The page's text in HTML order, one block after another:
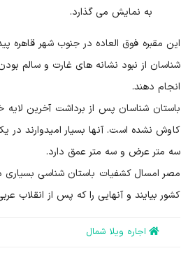
به نمایش می گذارد.
این مقبره فوق العاده در جنوب شهر قاهره
شناسان از نبود نشانه های غارت و سالم
انجام دهند.
باستان شناسان پس از برداشت آخرین لایه
سه متر عرض و سه متر عمق دارد.
مصر امسال کشفیات باستان شناسی بسیاری
کشور بیایند و آنهایی را که پس از انقلاب
اجاره ویلا شمال